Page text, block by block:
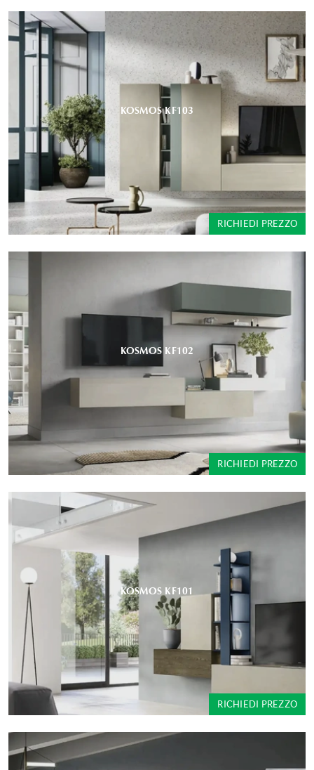
KOSMOS KF103
RICHIEDI PREZZO
KOSMOS KF102
RICHIEDI PREZZO
KOSMOS KF101
RICHIEDI PREZZO